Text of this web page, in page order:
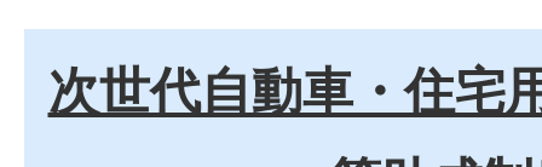
次世代自動車・住宅